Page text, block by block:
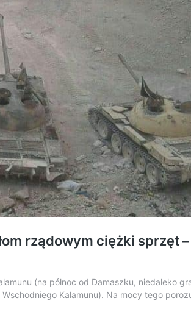
rządowym ciężki sprzęt
(na północ od Damaszku, niedaleko
Kalamunu). Na mocy tego